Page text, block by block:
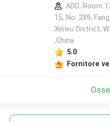
ADD: Room
15, No. 289,
Xinwu District,
,China
5.0
Fornitore